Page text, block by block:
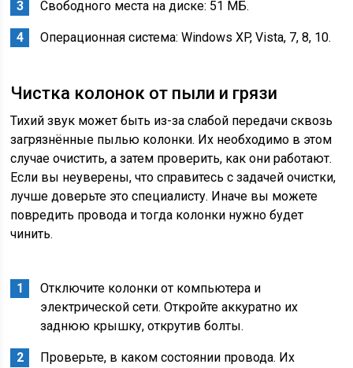
Свободного места на диске: 51 МБ.
Операционная система: Windows XP, Vista, 7, 8, 10.
Чистка колонок от пыли и грязи
Тихий звук может быть из-за слабой передачи сквозь
загрязнённые пылью колонки. Их необходимо в этом
случае очистить, а затем проверить, как они работают.
Если вы неуверены, что справитесь с задачей очистки,
лучше доверьте это специалисту. Иначе вы можете
повредить провода и тогда колонки нужно будет
чинить.
Отключите колонки от компьютера и
электрической сети. Откройте аккуратно их
заднюю крышку, открутив болты.
Проверьте, в каком состоянии провода. Их